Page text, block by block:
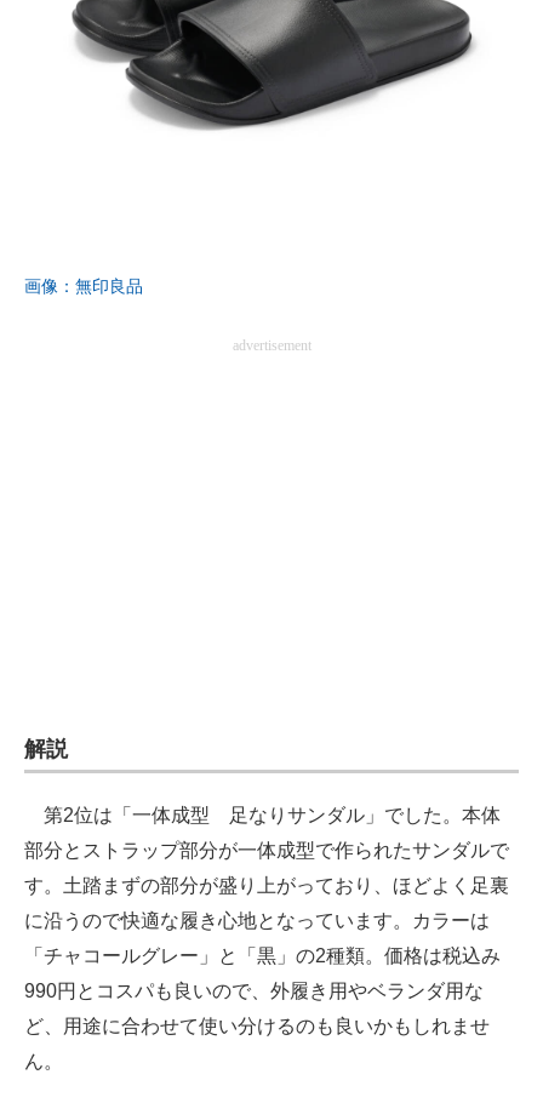
画像：無印良品
advertisement
解説
第2位は「一体成型 足なりサンダル」でした。本体
部分とストラップ部分が一体成型で作られたサンダルで
す。土踏まずの部分が盛り上がっており、ほどよく足裏
に沿うので快適な履き心地となっています。カラーは
「チャコールグレー」と「黒」の2種類。価格は税込み
990円とコスパも良いので、外履き用やベランダ用な
ど、用途に合わせて使い分けるのも良いかもしれませ
ん。